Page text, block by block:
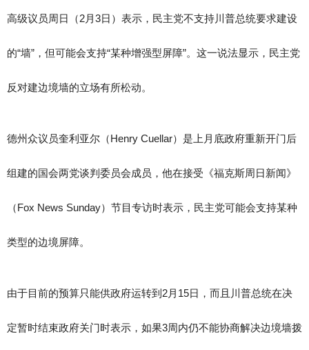
高级议员周日（2月3日）表示，民主党不支持川普总统要求建设
的“墙”，但可能会支持“某种增强型屏障”。这一说法显示，民主党
反对建边境墙的立场有所松动。
德州众议员奎利亚尔（Henry Cuellar）是上月底政府重新开门后
组建的国会两党谈判委员会成员，他在接受《福克斯周日新闻》
（Fox News Sunday）节目专访时表示，民主党可能会支持某种
类型的边境屏障。
由于目前的预算只能供政府运转到2月15日，而且川普总统在决
定暂时结束政府关门时表示，如果3周内仍不能协商解决边境墙拨